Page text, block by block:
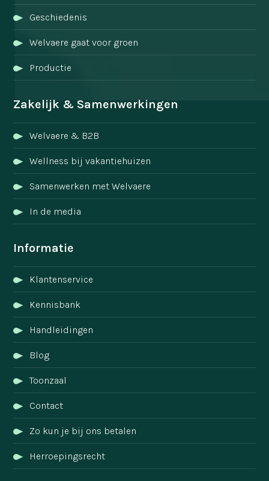
Geschiedenis
Welvaere gaat voor groen
Productie
Zakelijk & Samenwerkingen
Welvaere & B2B
Wellness bij vakantiehuizen
Samenwerken met Welvaere
In de media
Informatie
Klantenservice
Kennisbank
Handleidingen
Blog
Toonzaal
Contact
Zo kun je bij ons betalen
Herroepingsrecht